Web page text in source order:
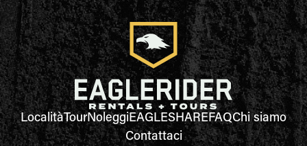
LocalitàTourNoleggiEAGLESHAREFAQChi siamo
Contattaci